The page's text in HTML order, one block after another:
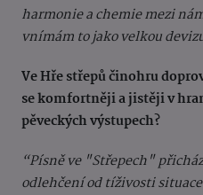
harmonie a chemie mezi
vnímám to jako velkou
Ve Hře střepů činohru
se komfortněji a jistěji v
pěveckých výstupech?
“Písně ve "Střepech"
odlehčení od tíživosti